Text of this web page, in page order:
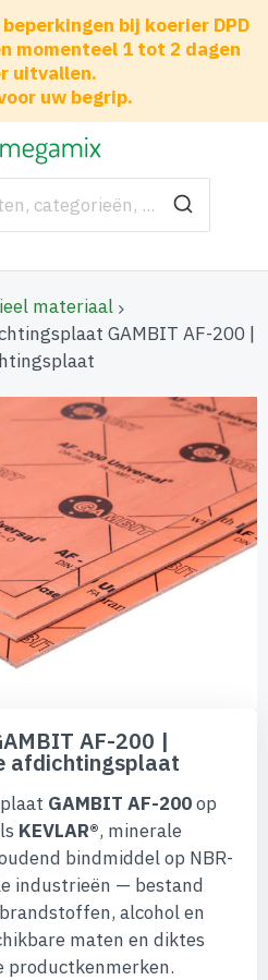
bij koerier DPD
momenteel 1 tot 2 dagen
uitvallen.
uw begrip.
materiaal
GAMBIT AF-200 |
AF-200 |
afdichtingsplaat
GAMBIT AF-200op
KEVLAR®, minerale
bindmiddel op NBR-
industrieën — bestand
alcohol en
maten en diktes
productkenmerken.